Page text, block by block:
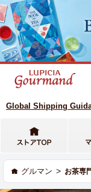
Global Shipping
グルマン > お茶専